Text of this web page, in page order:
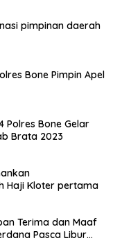
pimpinan daerah
Bone Pimpin Apel
Brata 2023
Haji Kloter pertama
Terima dan Maaf